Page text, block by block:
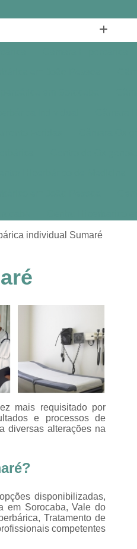
Clínica de Medicina Hiperbárica
em João Pessoa
Hiperbárica
Clínica
Oxigenação
em João Pessoa
em Sorocaba
Hiperbárica Terapia
Via Hiperbárica
Terapia
Oxigenoterapia
Oxigenoterapia em
em Taubaté
de Diabéticos
de Diabéticos
Tratamento de Pé Diabético
individual Sumaré
mais requisitado por
e processos de
diversas alterações na
disponibilizadas,
em Sorocaba, Vale do
Tratamento de
competentes